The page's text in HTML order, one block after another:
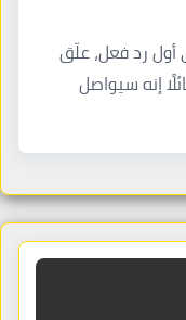
أول رد فعل، علّق
إنه سيواصل